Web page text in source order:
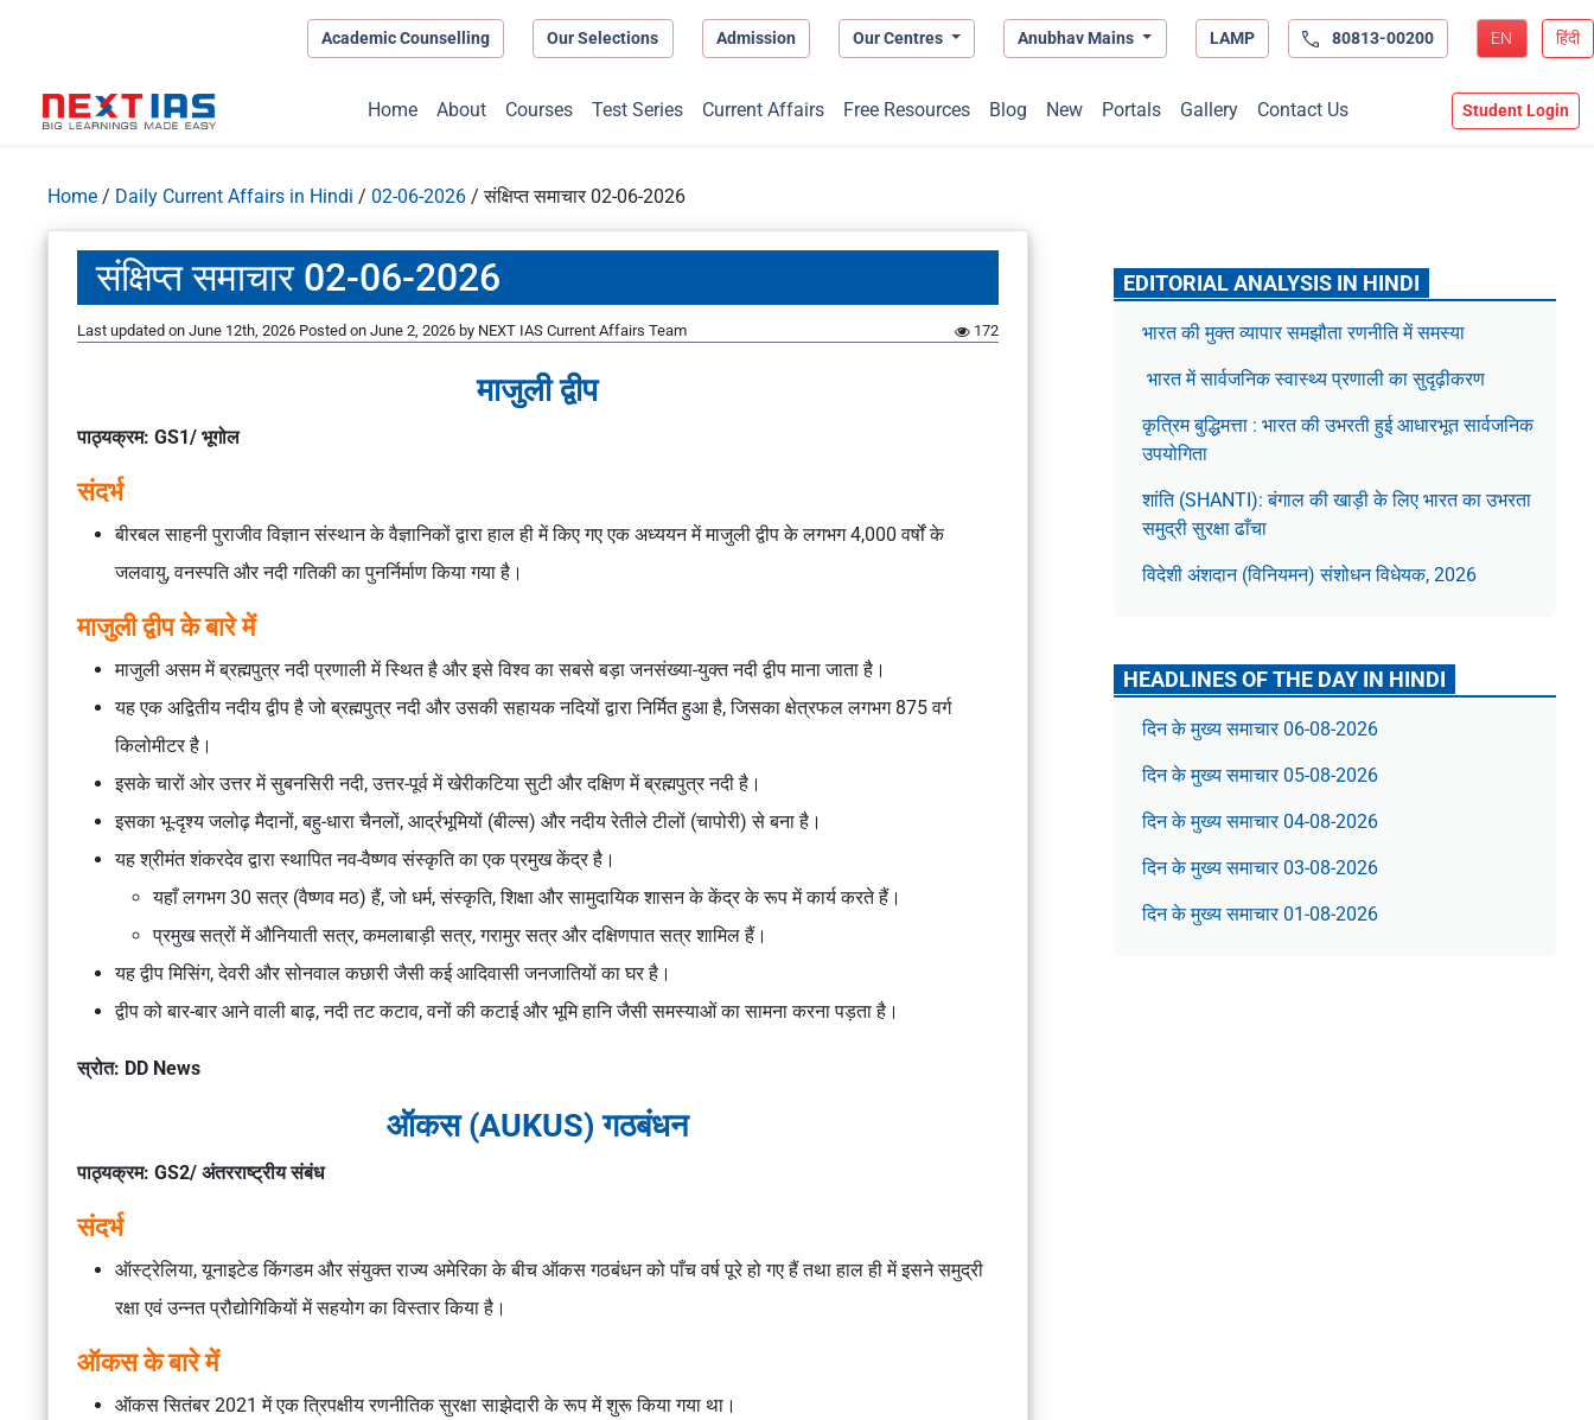
Academic Counselling Our Selections Admission Our Centres Anubhav Mains LAMP 80813-00200 EN हिंदी
Home About Courses Test Series Current Affairs Free Resources Blog New Portals Gallery Contact Us Student Login
Home / Daily Current Affairs in Hindi / 02-06-2026 /संक्षिप्त समाचार 02-06-2026
संक्षिप्त समाचार 02-06-2026
Last updated on June 12th, 2026 Posted on June 2, 2026 by NEXT IAS Current Affairs Team 172
माजुली द्वीप
पाठ्यक्रम: GS1/ भूगोल
संदर्भ
बीरबल साहनी पुराजीव विज्ञान संस्थान के वैज्ञानिकों द्वारा हाल ही में किए गए एक अध्ययन में माजुली द्वीप के लगभग 4,000 वर्षों के
जलवायु, वनस्पति और नदी गतिकी का पुनर्निर्माण किया गया है।
माजुली द्वीप के बारे में
माजुली असम में ब्रह्मपुत्र नदी प्रणाली में स्थित है और इसे विश्व का सबसे बड़ा जनसंख्या-युक्त नदी द्वीप माना जाता है।
यह एक अद्वितीय नदीय द्वीप है जो ब्रह्मपुत्र नदी और उसकी सहायक नदियों द्वारा निर्मित हुआ है, जिसका क्षेत्रफल लगभग 875 वर्ग
किलोमीटर है।
इसके चारों ओर उत्तर में सुबनसिरी नदी, उत्तर-पूर्व में खेरीकटिया सुटी और दक्षिण में ब्रह्मपुत्र नदी है।
इसका भू-दृश्य जलोढ़ मैदानों, बहु-धारा चैनलों, आर्द्रभूमियों (बील्स) और नदीय रेतीले टीलों (चापोरी) से बना है।
यह श्रीमंत शंकरदेव द्वारा स्थापित नव-वैष्णव संस्कृति का एक प्रमुख केंद्र है।
यहाँ लगभग 30 सत्र (वैष्णव मठ) हैं, जो धर्म, संस्कृति, शिक्षा और सामुदायिक शासन के केंद्र के रूप में कार्य करते हैं।
प्रमुख सत्रों में औनियाती सत्र, कमलाबाड़ी सत्र, गरामुर सत्र और दक्षिणपात सत्र शामिल हैं।
यह द्वीप मिसिंग, देवरी और सोनवाल कछारी जैसी कई आदिवासी जनजातियों का घर है।
द्वीप को बार-बार आने वाली बाढ़, नदी तट कटाव, वनों की कटाई और भूमि हानि जैसी समस्याओं का सामना करना पड़ता है।
स्रोत: DD News
ऑकस (AUKUS) गठबंधन
पाठ्यक्रम: GS2/ अंतरराष्ट्रीय संबंध
संदर्भ
ऑस्ट्रेलिया, यूनाइटेड किंगडम और संयुक्त राज्य अमेरिका के बीच ऑकस गठबंधन को पाँच वर्ष पूरे हो गए हैं तथा हाल ही में इसने समुद्री
रक्षा एवं उन्नत प्रौद्योगिकियों में सहयोग का विस्तार किया है।
ऑकस के बारे में
ऑकस सितंबर 2021 में एक त्रिपक्षीय रणनीतिक सुरक्षा साझेदारी के रूप में शुरू किया गया था।
EDITORIAL ANALYSIS IN HINDI
भारत की मुक्त व्यापार समझौता रणनीति में समस्या
भारत में सार्वजनिक स्वास्थ्य प्रणाली का सुदृढ़ीकरण
कृत्रिम बुद्धिमत्ता : भारत की उभरती हुई आधारभूत सार्वजनिक
उपयोगिता
शांति (SHANTI): बंगाल की खाड़ी के लिए भारत का उभरता
समुद्री सुरक्षा ढाँचा
विदेशी अंशदान (विनियमन) संशोधन विधेयक, 2026
HEADLINES OF THE DAY IN HINDI
दिन के मुख्य समाचार 06-08-2026
दिन के मुख्य समाचार 05-08-2026
दिन के मुख्य समाचार 04-08-2026
दिन के मुख्य समाचार 03-08-2026
दिन के मुख्य समाचार 01-08-2026